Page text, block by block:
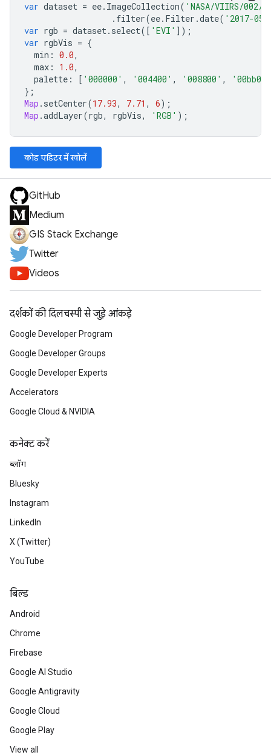
var dataset = ee. ImageCollection( 'NASA/VIIRS/002/
. filter(ee. Filter .date( '2017-
var rgb = dataset. select([ 'EVI' ]);
var rgbVis = {
min : 0.0,
max : 1.0,
palette : [ '000000' , '004400' , '008800' ,
'00bb00'
};
Map . setCenter(17.93, 7.71 , 6);
Map .addLayer(rgb, rgbVis, 'RGB' );
कोड एडिटर में खोलें
GitHub
Medium
GIS Stack Exchange
Twitter
Videos
दर्शकों की दिलचस्पी से जुड़े आंकड़े
Google Developer Program
Google Developer Groups
Google Developer Experts
Accelerators
Google Cloud & NVIDIA
कनेक्ट करें
ब्लॉग
Bluesky
Instagram
LinkedIn
X (Twitter)
YouTube
बिल्ड
Android
Chrome
Firebase
Google AI Studio
Google Antigravity
Google Cloud
Google Play
View all